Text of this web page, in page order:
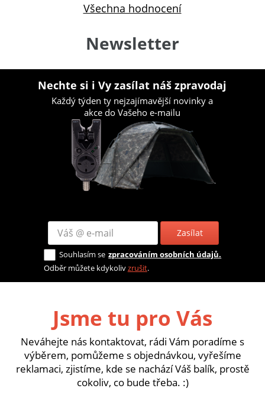
Všechna hodnocení
Newsletter
Nechte si i Vy zasílat náš zpravodaj
Každý týden ty nejzajímavější novinky a
akce do Vašeho e-mailu
Zasílat
Souhlasím se zpracováním osobních údajů.
Odběr můžete kdykolivzrušit.
Jsme tu pro Vás
Neváhejte nás kontaktovat, rádi Vám poradíme s
výběrem, pomůžeme s objednávkou, vyřešíme
reklamaci, zjistíme, kde se nachází Váš balík, prostě
cokoliv, co bude třeba. :)